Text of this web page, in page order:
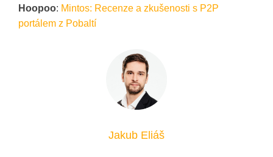
Hoopoo: Mintos: Recenze a zkušenosti s P2P
portálem z Pobaltí
Jakub Eliáš